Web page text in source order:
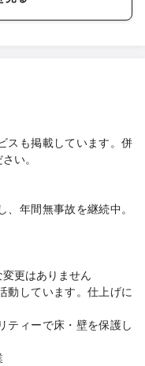
スも掲載しています。併
い。
年間無事故を継続中。
更はありません
動しています。仕上げに
ィーで床・壁を保護し